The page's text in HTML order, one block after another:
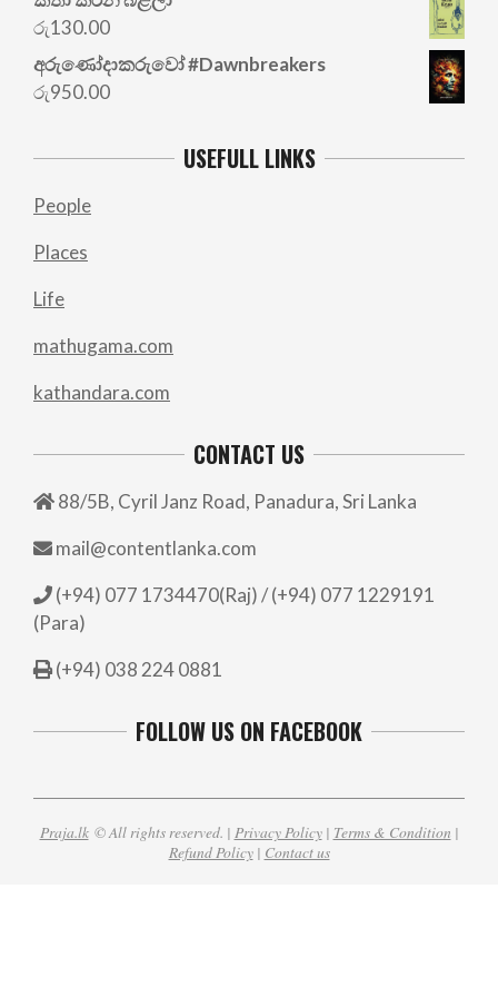
was:
රු130.00
අරු‍ණෝදාකරුවෝ #Dawnbreakers
රු950.00
USEFULL LINKS
People
Places
Life
mathugama.com
kathandara.com
CONTACT US
88/5B, Cyril Janz Road, Panadura, Sri Lanka
mail@contentlanka.com
(+94) 077 1734470(Raj) / (+94) 077 1229191
(Para)
(+94) 038 224 0881
FOLLOW US ON FACEBOOK
Praja.lk© All rights reserved. | Privacy Policy| Terms & Condition |
Refund Policy| Contact us